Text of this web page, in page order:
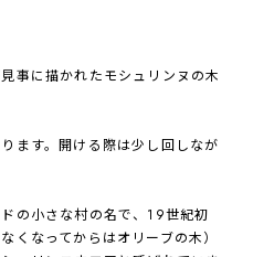
事に描かれたモシュリンヌの木
ます。開ける際は少し回しなが
の小さな村の名で、19世紀初
くなってからはオリーブの木）